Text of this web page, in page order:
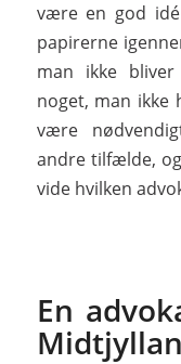
være en god
papirerne
man ikke
noget, man ikke
være
andre tilfælde,
vide hvilken
En